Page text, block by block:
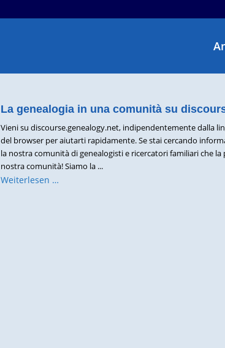
La genealogia in una comunità su
Vieni su discourse.genealogy.net, indipendentemente dalla
del browser per aiutarti rapidamente. Se stai cercando
la nostra comunità di genealogisti e ricercatori familiari che
nostra comunità! Siamo la ...
Weiterlesen …